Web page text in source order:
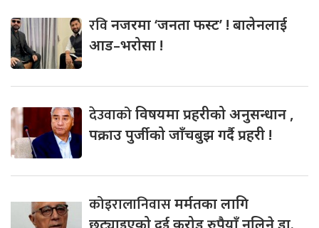
रविनजरमा ‘जनता फस्ट’ ! बालेनलाई
आड–भरोसा !
देउवाकोविषयमा प्रहरीको अनुसन्धान ,
पक्राउ पुर्जीको जाँचबुझ गर्दै प्रहरी !
कोइरालानिवासमर्मतका लागि
छुट्याइएको दुई करोड रुपैयाँ नलिने डा.